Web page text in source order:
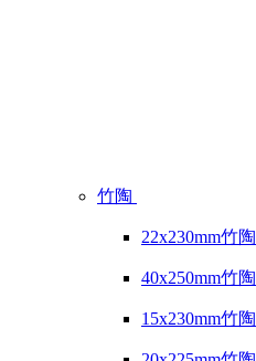
竹陶
22x230mm竹陶
40x250mm竹陶
15x230mm竹陶